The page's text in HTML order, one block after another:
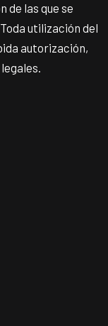
de las que se
utilización del
autorización,